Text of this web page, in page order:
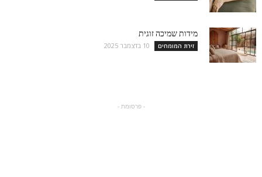
מידות שמיכה זוגית
זירת המומחים 10 בדצמבר 2025
- פרסומת -